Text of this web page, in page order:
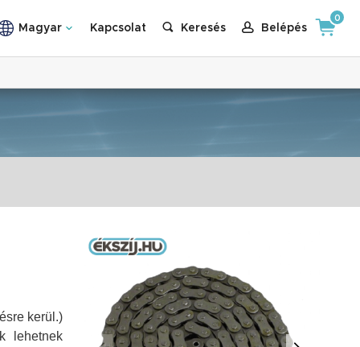
Magyar Kapcsolat Keresés Belépés
0
kerül.)
lehetnek